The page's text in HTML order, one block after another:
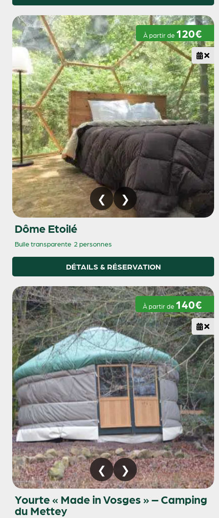
À partir de 120€
Dôme Etoilé
Bulle transparente 2 personnes
DÉTAILS & RÉSERVATION
À partir de 140€
Yourte « Made in Vosges » – Camping
du Mettey